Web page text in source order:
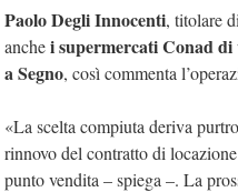
Paolo Degli Innocenti, titolare
anchei supermercati Conad di
a Segno, così commenta
«La scelta compiuta deriva
rinnovo del contratto di
punto vendita – spiega –. La